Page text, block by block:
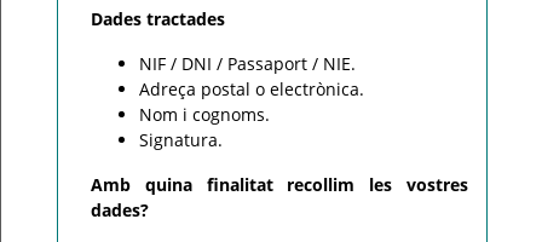
Dades tractades
NIF / DNI / Passaport / NIE.
Adreça postal o electrònica.
Nom i cognoms.
Signatura.
Amb quina finalitat recollim les vostres
dades?